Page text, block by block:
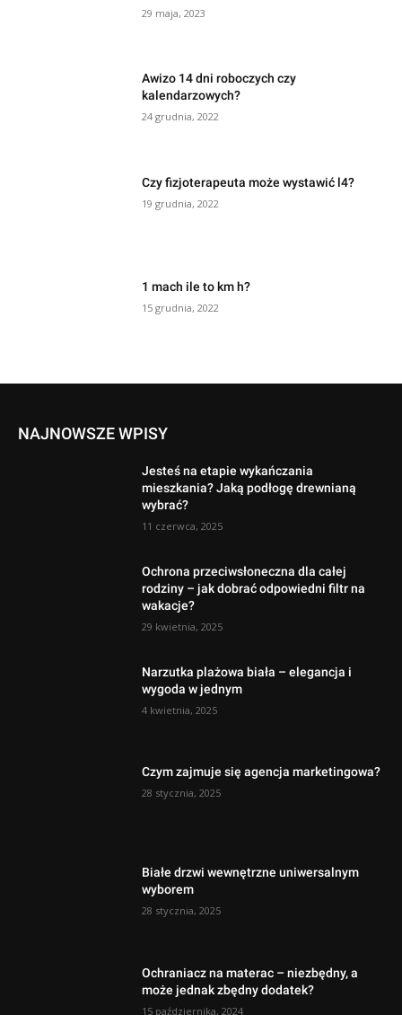
29 maja, 2023
Awizo 14 dni roboczych czy
kalendarzowych?
24 grudnia, 2022
Czy fizjoterapeuta może wystawić l4?
19 grudnia, 2022
1 mach ile to km h?
15 grudnia, 2022
NAJNOWSZE WPISY
Jesteś na etapie wykańczania
mieszkania? Jaką podłogę drewnianą
wybrać?
11 czerwca, 2025
Ochrona przeciwsłoneczna dla całej
rodziny – jak dobrać odpowiedni filtr na
wakacje?
29 kwietnia, 2025
Narzutka plażowa biała – elegancja i
wygoda w jednym
4 kwietnia, 2025
Czym zajmuje się agencja marketingowa?
28 stycznia, 2025
Białe drzwi wewnętrzne uniwersalnym
wyborem
28 stycznia, 2025
Ochraniacz na materac – niezbędny, a
może jednak zbędny dodatek?
15 października, 2024